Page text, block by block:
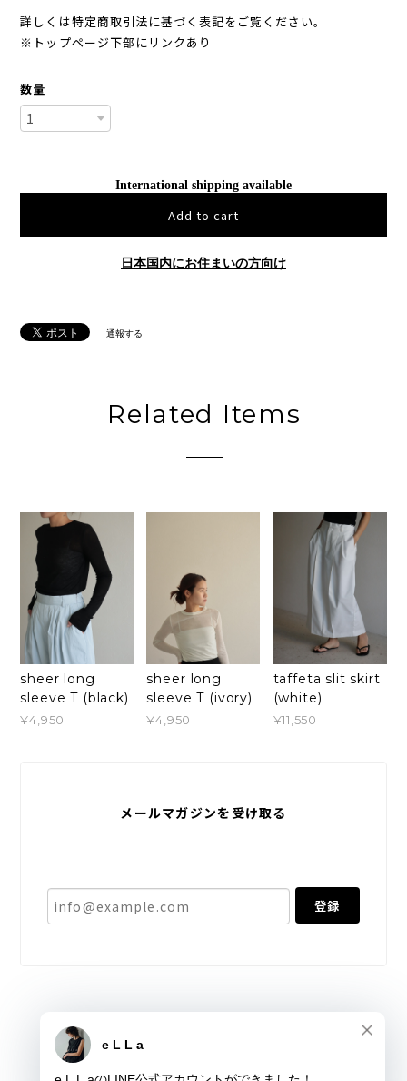
詳しくは特定商取引法に基づく表記をご覧ください。
※トップページ下部にリンクあり
数量
International shipping available
Add to cart
日本国内にお住まいの方向け
通報する
Related Items
sheer long
sleeve T (black)
¥4,950
sheer long
sleeve T (ivory)
¥4,950
taffeta slit skirt
(white)
¥11,550
メールマガジンを受け取る
登録
プライバシーポリシー